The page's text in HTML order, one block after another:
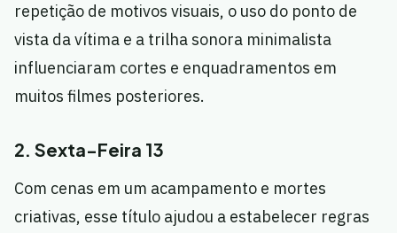
repetição de motivos visuais, o uso do ponto de
vista da vítima e a trilha sonora minimalista
influenciaram cortes e enquadramentos em
muitos filmes posteriores.
2. Sexta-Feira 13
Com cenas em um acampamento e mortes
criativas, esse título ajudou a estabelecer regras